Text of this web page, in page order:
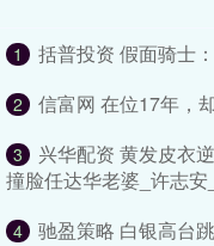
1 括普投资 假面骑士
2 信富网 在位17年，
3
兴华配资 黄发皮衣
撞脸任达华老婆_许志
4
驰盈策略 白银高台